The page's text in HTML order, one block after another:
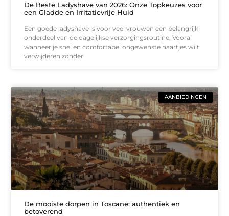
De Beste Ladyshave van 2026: Onze Topkeuzes voor
een Gladde en Irritatievrije Huid
Een goede ladyshave is voor veel vrouwen een belangrijk
onderdeel van de dagelijkse verzorgingsroutine. Vooral
wanneer je snel en comfortabel ongewenste haartjes wilt
verwijderen zonder
AANBIEDINGEN
De mooiste dorpen in Toscane: authentiek en
betoverend